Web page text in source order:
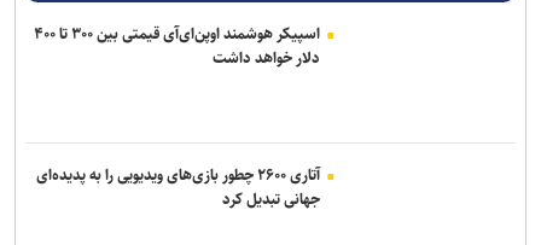
اسپیکر هوشمند اوپن‌ای‌آی قیمتی بین ۳۰۰ تا ۴۰۰
دلار خواهد داشت
آتاری ۲۶۰۰ چطور بازی‌های ویدیویی را به پدیده‌ای
جهانی تبدیل کرد